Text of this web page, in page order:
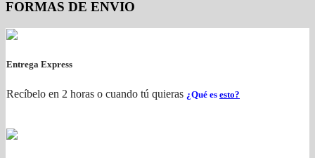
FORMAS DE ENVIO
Entrega Express
Recíbelo en 2 horas o cuando tú quieras ¿Qué es esto?